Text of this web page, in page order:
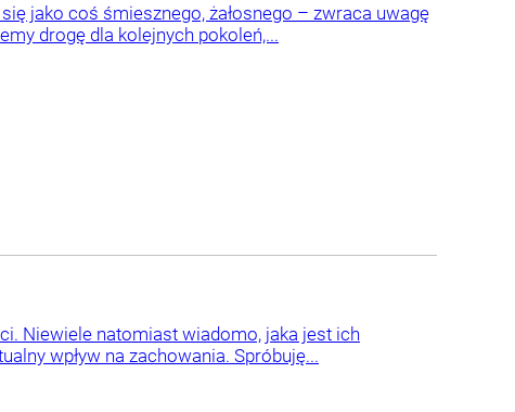
jako coś śmiesznego, żałosnego – zwraca uwagę
drogę dla kolejnych pokoleń,...
Niewiele natomiast wiadomo, jaka jest ich
wpływ na zachowania. Spróbuję...